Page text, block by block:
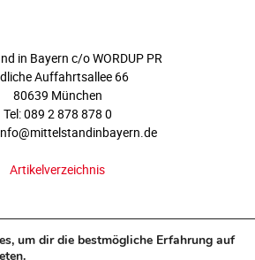
in Bayern c/o WORDUP PR
Auffahrtsallee 66
80639 München
Tel: 089 2 878 878 0
Artikelverzeichnis
um dir die bestmögliche Erfahrung auf